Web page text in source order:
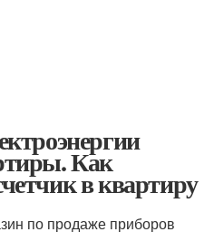
Как
в квартиру
по продаже приборов